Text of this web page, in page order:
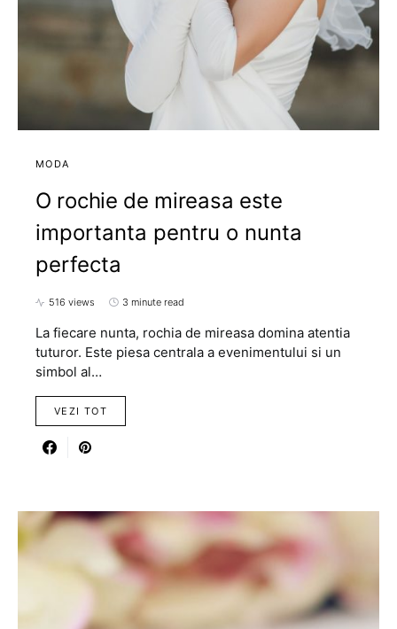
MODA
O rochie de mireasa este
importanta pentru o nunta
perfecta
516 views 3 minute read
La fiecare nunta, rochia de mireasa domina atentia
tuturor. Este piesa centrala a evenimentului si un
simbol al…
VEZI TOT